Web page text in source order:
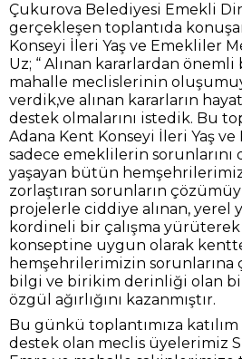
Çukurova Belediyesi Emekli
gerçekleşen toplantıda
Konseyi İleri Yaş ve Emekliler
Uz; “ Alınan kararlardan
mahalle meclislerinin
verdik,ve alınan kararların
destek olmalarını istedik. Bu
Adana Kent Konseyi İleri Yaş ve
sadece emeklilerin
yaşayan bütün
zorlaştıran sorunların
projelerle ciddiye alınan, yerel
kordineli bir çalışma
konseptine uygun olarak
hemşehrilerimizin
bilgi ve birikim derinliği olan
özgül ağırlığını kazanmıştır.
Bu günkü toplantımıza
destek olan meclis üyelerimiz